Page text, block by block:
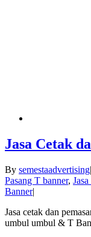
Jasa Cetak
By semestaadvertising|
Pasang T banner,
Banner|
Jasa cetak dan
umbul umbul & T